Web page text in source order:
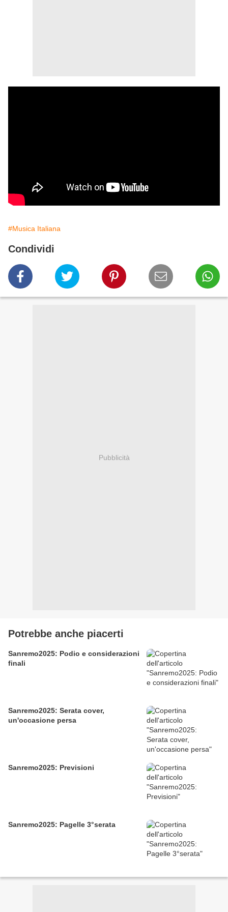
#Musica Italiana
Condividi
Pubblicità
Potrebbe anche piacerti
Sanremo2025: Podio e considerazioni
finali
Sanremo2025: Serata cover,
un'occasione persa
Sanremo2025: Previsioni
Sanremo2025: Pagelle 3°serata